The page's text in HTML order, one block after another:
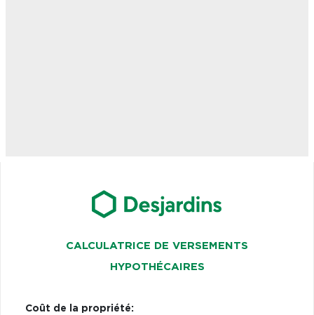
CALCULATRICE DE VERSEMENTS
HYPOTHÉCAIRES
Coût de la propriété: